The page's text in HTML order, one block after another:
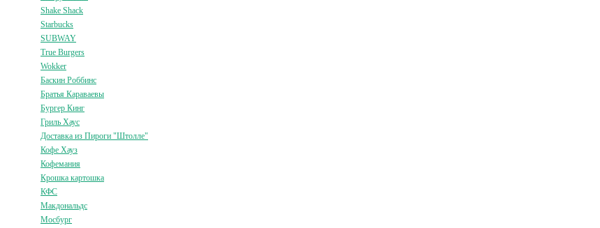
Shake Shack
Starbucks
SUBWAY
True Burgers
Wokker
Баскин Роббинс
Братья Караваевы
Бургер Кинг
Гриль Хаус
Доставка из Пироги "Штолле"
Кофе Хауз
Кофемания
Крошка картошка
КФС
Макдональдс
Мосбург